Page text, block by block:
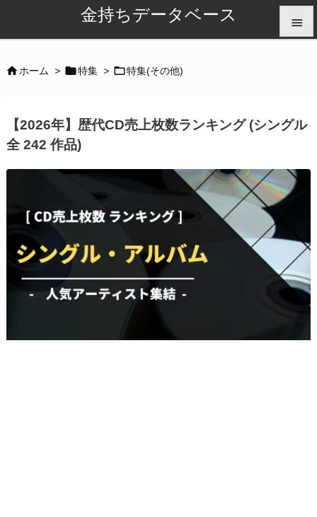
金持ちデータベース 


次へ
ホーム > 特集 > 特集(その他)
【2026年】歴代CD売上枚数ランキング (シングル
全 242 作品)